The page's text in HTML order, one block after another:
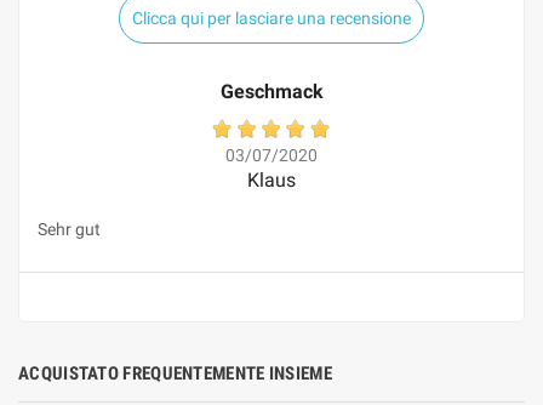
Clicca qui per lasciare una recensione
Geschmack
03/07/2020
Klaus
Sehr gut
ACQUISTATO FREQUENTEMENTE INSIEME